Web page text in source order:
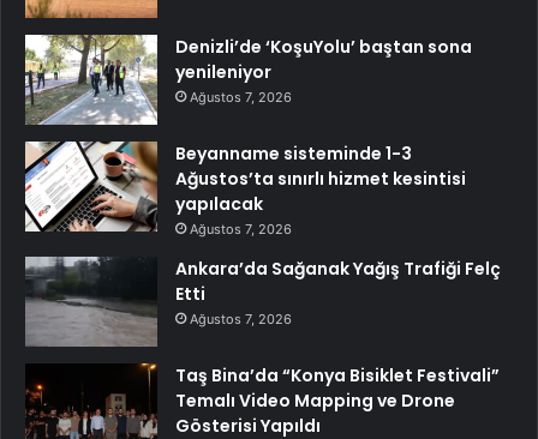
Denizli’de ‘KoşuYolu’ baştan sona
yenileniyor
Ağustos 7, 2026
Beyanname sisteminde 1-3
Ağustos’ta sınırlı hizmet kesintisi
yapılacak
Ağustos 7, 2026
Ankara’da Sağanak Yağış Trafiği Felç
Etti
Ağustos 7, 2026
Taş Bina’da “Konya Bisiklet Festivali”
Temalı Video Mapping ve Drone
Gösterisi Yapıldı